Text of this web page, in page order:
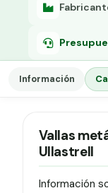
Información
Vallas
Ullastrell
Información